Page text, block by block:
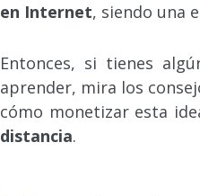
en Internet, siendo una
Entonces, si tienes
aprender, mira los
cómo monetizar esta
distancia.